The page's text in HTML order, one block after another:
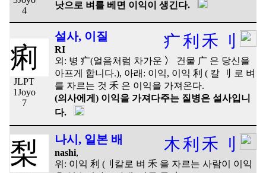
4
낫으로 벼를 베면 이익이 생긴다.
痢
JLPT
1Joyo
7
설사, 이질
RI 疒利 禾 刂
외: 병 疒(얼음처럼 차가운 冫 건물 广 은 당신을
아프게 합니다.), 아래: 이익, 이익 利 ( 칼 刂 로 벼
를 자르는 것 禾 은 이익을 가져온다.
(의사에게) 이익을 가져다주는 질병은 설사입니
다.
梨 나시, 일본 배
nashi, 木利 禾 刂
위: 이익 利 (刂칼로 벼 禾 을 자르는 사람이 이익